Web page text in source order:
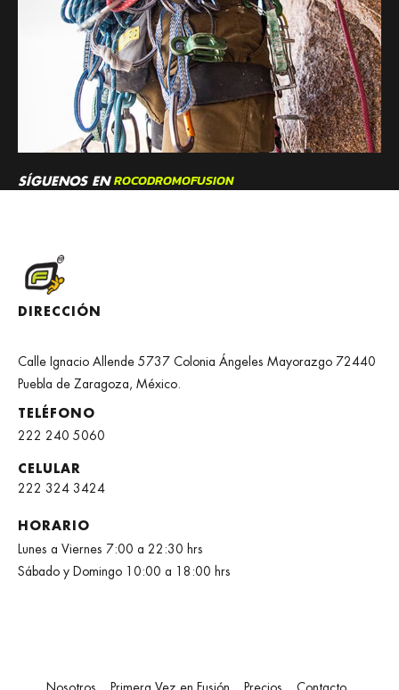
SÍGUENOS EN ROCODROMOFUSION
DIRECCIÓN
Calle Ignacio Allende 5737 Colonia Ángeles Mayorazgo 72440
Puebla de Zaragoza, México.
TELÉFONO
222 240 5060
CELULAR
222 324 3424
HORARIO
Lunes a Viernes 7:00 a 22:30 hrs
Sábado y Domingo 10:00 a 18:00 hrs
Nosotros Primera Vez en Fusión Precios Contacto